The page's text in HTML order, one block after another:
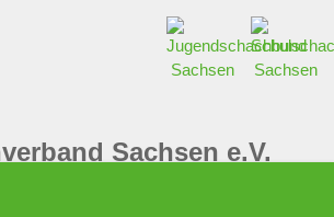
Sachsen e.V.